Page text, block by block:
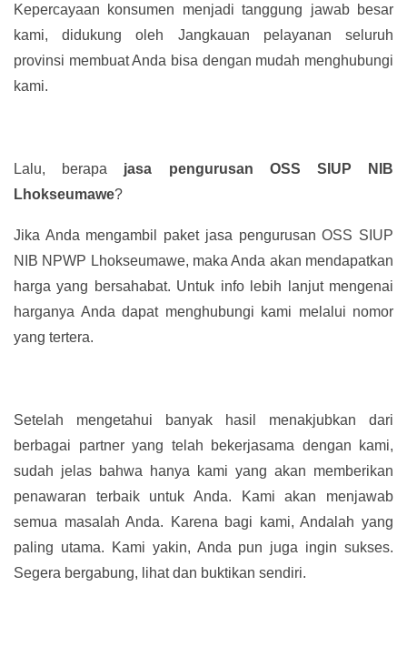
Kepercayaan konsumen menjadi tanggung jawab besar
kami, didukung oleh Jangkauan pelayanan seluruh
provinsi membuat Anda bisa dengan mudah menghubungi
kami.
Lalu, berapa jasa pengurusan OSS SIUP NIB
Lhokseumawe?
Jika Anda mengambil paket jasa pengurusan OSS SIUP
NIB NPWP Lhokseumawe, maka Anda akan mendapatkan
harga yang bersahabat. Untuk info lebih lanjut mengenai
harganya Anda dapat menghubungi kami melalui nomor
yang tertera.
Setelah mengetahui banyak hasil menakjubkan dari
berbagai partner yang telah bekerjasama dengan kami,
sudah jelas bahwa hanya kami yang akan memberikan
penawaran terbaik untuk Anda. Kami akan menjawab
semua masalah Anda. Karena bagi kami, Andalah yang
paling utama. Kami yakin, Anda pun juga ingin sukses.
Segera bergabung, lihat dan buktikan sendiri.